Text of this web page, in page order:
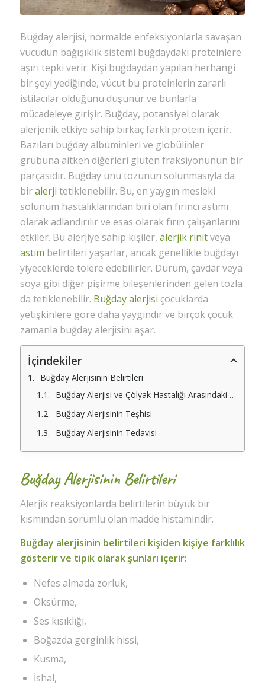
Buğday alerjisi, normalde enfeksiyonlarla savaşan
vücudun bağışıklık sistemi buğdaydaki proteinlere
aşırı tepki verir. Kişi buğdaydan yapılan herhangi
bir şeyi yediğinde, vücut bu proteinlerin zararlı
istilacılar olduğunu düşünür ve bunlarla
mücadeleye girişir. Buğday, potansiyel olarak
alerjenik etkiye sahip birkaç farklı protein içerir.
Bazıları buğday albüminleri ve globülinler
grubuna aitken diğerleri gluten fraksiyonunun bir
parçasıdır. Buğday unu tozunun solunmasıyla da
biralerji tetiklenebilir. Bu, en yaygın mesleki
solunum hastalıklarından biri olan fırıncı astımı
olarak adlandırılır ve esas olarak fırın çalışanlarını
etkiler. Bu alerjiye sahip kişiler, alerjik rinitveya
astım belirtileri yaşarlar, ancak genellikle buğdayı
yiyeceklerde tolere edebilirler. Durum, çavdar veya
soya gibi diğer pişirme bileşenlerinden gelen tozla
da tetiklenebilir. Buğday alerjisi çocuklarda
yetişkinlere göre daha yaygındır ve birçok çocuk
zamanla buğday alerjisini aşar.
İçindekiler
Buğday Alerjisinin Belirtileri
Buğday Alerjisi ve Çölyak Hastalığı Arasındaki Fark Nedir?
Buğday Alerjisinin Teşhisi
Buğday Alerjisinin Tedavisi
Buğday Alerjisinin Belirtileri
Alerjik reaksiyonlarda belirtilerin büyük bir
kısmından sorumlu olan madde histamindir.
Buğday alerjisinin belirtileri kişiden kişiye farklılık
gösterir ve tipik olarak şunları içerir:
Nefes almada zorluk,
Öksürme,
Ses kısıklığı,
Boğazda gerginlik hissi,
Kusma,
İshal,